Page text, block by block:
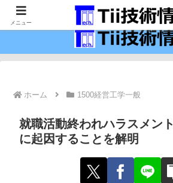
最新の科学技術の情報イン
ホーム 1500経営工学一般
就職活動終われハラスメン
に起因することを解明
メニュー